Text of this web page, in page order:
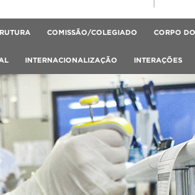
COMISSÃO/COLEGIADO CORPO
INTERNACIONALIZAÇÃO INTERAÇÕES